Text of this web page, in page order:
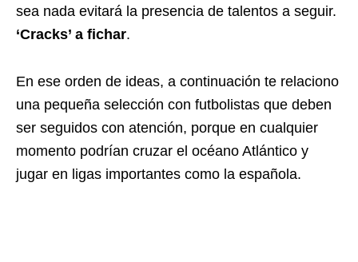
sea nada evitará la presencia de talentos a seguir.
‘Cracks’ a fichar.
En ese orden de ideas, a continuación te relaciono
una pequeña selección con futbolistas que deben
ser seguidos con atención, porque en cualquier
momento podrían cruzar el océano Atlántico y
jugar en ligas importantes como la española.